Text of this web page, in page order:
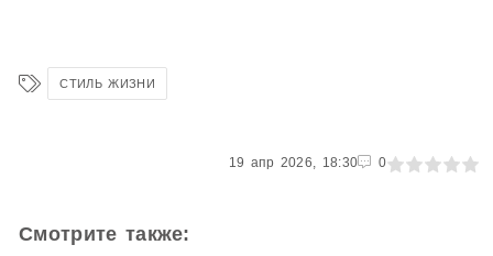
СТИЛЬ ЖИЗНИ
19 апр 2026, 18:30 0
1 2 3 4 5
Смотрите также: